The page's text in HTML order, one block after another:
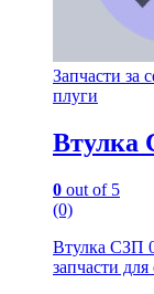
Запчасти за
плуги
Втулка
0 out of 5
(0)
Втулка СЗП
запчасти для